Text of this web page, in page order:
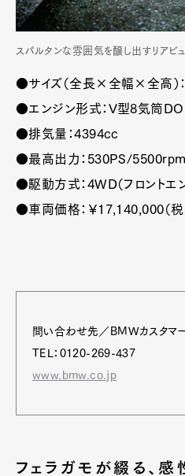
スパルタンな雰囲気を醸し出すリアビュ
●サイズ（全長×全幅×全高
●エンジン形式：V型8気筒
●排気量：4394cc
●最高出力：530PS/5500rpm
●駆動方式：4WD（フロントエ
●車両価格：￥17,140,000（税
問い合わせ先／BMWカスタマー
TEL：0120-269-437
www.bmw.co.jp
フェラガモが綴る、感